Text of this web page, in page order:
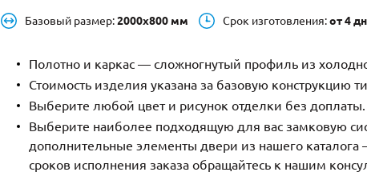
Базовый размер:2000х800 мм Срок изготовления:от 4
Полотно и каркас — сложногнутый профиль из
Стоимость изделия указана за базовую конструкцию
Выберите любой цвет и рисунок отделки без доплаты.
Выберите наиболее подходящую для вас замковую
дополнительные элементы двери из нашего каталога
сроков исполнения заказа обращайтесь к нашим